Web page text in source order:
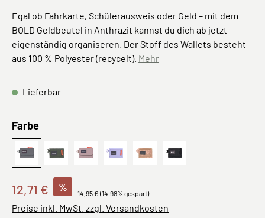
Egal ob Fahrkarte, Schülerausweis oder Geld – mit dem
BOLD Geldbeutel in Anthrazit kannst du dich ab jetzt
eigenständig organiseren. Der Stoff des Wallets besteht
aus 100 % Polyester (recycelt). Mehr
Lieferbar
Farbeauswählen
School Wallet Bold anthracite
dark olivemauveSchool Wallet Bold lavender
BOLD Leaves, Karamell
BOLD, Schwarz
12,71 € % 14,95 €(14.98% gespart)
Preise inkl. MwSt. zzgl. Versandkosten